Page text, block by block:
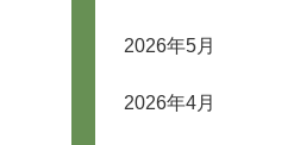
2026年5月
2026年4月